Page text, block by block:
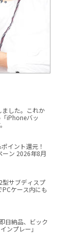
した。これか
iPhoneバッ
イント還元！
ーン 2026年8月
型サブディスプ
ケース内にも
日納品、ビック
ンプレー」